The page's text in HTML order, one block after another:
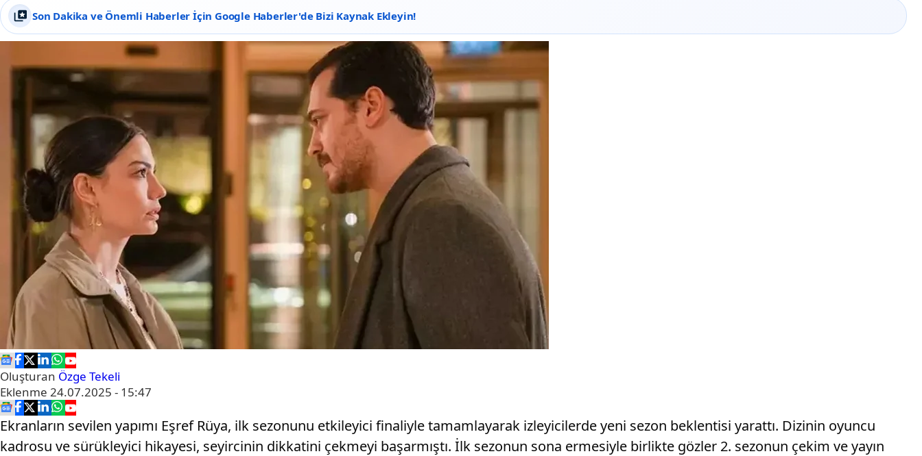
Son Dakika ve Önemli Haberler İçin Google Haberler'de Bizi Kaynak Ekleyin!
Oluşturan Özge Tekeli
Eklenme 24.07.2025 - 15:47
Ekranların sevilen yapımı Eşref Rüya, ilk sezonunu etkileyici finaliyle tamamlayarak izleyicilerde yeni sezon beklentisi yarattı. Dizinin oyuncu
kadrosu ve sürükleyici hikayesi, seyircinin dikkatini çekmeyi başarmıştı. İlk sezonun sona ermesiyle birlikte gözler 2. sezonun çekim ve yayın